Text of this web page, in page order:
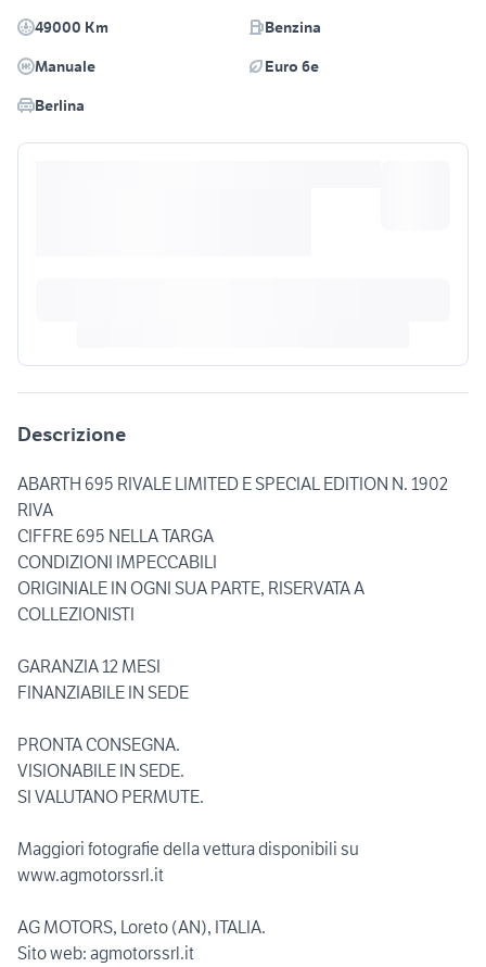
49000 Km
Benzina
Manuale
Euro 6e
Berlina
Descrizione
ABARTH 695 RIVALE LIMITED E SPECIAL EDITION N. 1902
RIVA
CIFFRE 695 NELLA TARGA
CONDIZIONI IMPECCABILI
ORIGINIALE IN OGNI SUA PARTE, RISERVATA A
COLLEZIONISTI
GARANZIA 12 MESI
FINANZIABILE IN SEDE
PRONTA CONSEGNA.
VISIONABILE IN SEDE.
SI VALUTANO PERMUTE.
Maggiori fotografie della vettura disponibili su
www.agmotorssrl.it
AG MOTORS, Loreto (AN), ITALIA.
Sito web: agmotorssrl.it